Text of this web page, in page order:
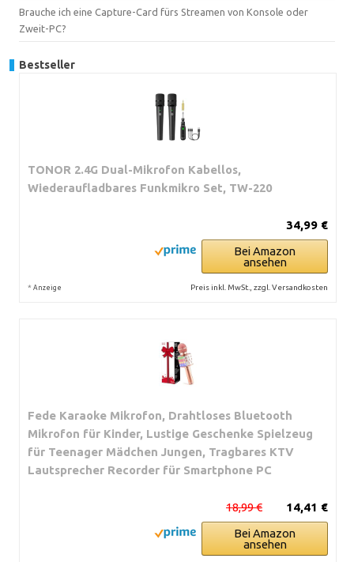
Brauche ich eine Capture-Card fürs Streamen von Konsole oder
Zweit-PC?
Bestseller
TONOR 2.4G Dual-Mikrofon Kabellos,
Wiederaufladbares Funkmikro Set, TW-220
34,99 €
Bei Amazon
ansehen
* Anzeige Preis inkl. MwSt., zzgl. Versandkosten
Fede Karaoke Mikrofon, Drahtloses Bluetooth
Mikrofon für Kinder, Lustige Geschenke Spielzeug
für Teenager Mädchen Jungen, Tragbares KTV
Lautsprecher Recorder für Smartphone PC
14,41 €
18,99 €
Bei Amazon
ansehen